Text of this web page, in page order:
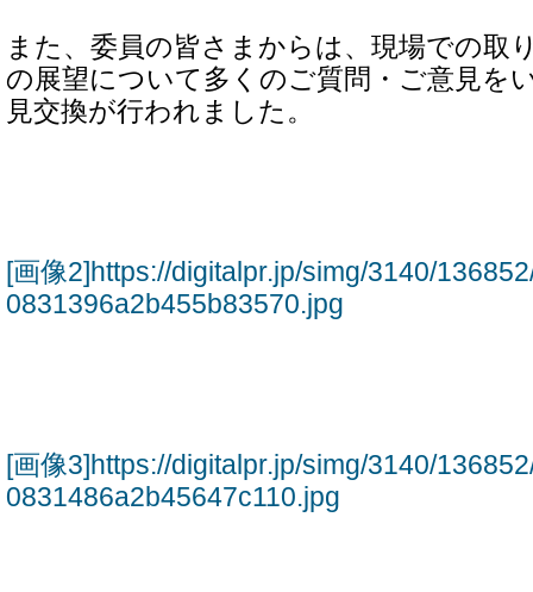
また、委員の皆さまからは、現場での取
の展望について多くのご質問・ご意見を
見交換が行われました。
[画像2]https://digitalpr.jp/simg/3140/
0831396a2b455b83570.jpg
[画像3]https://digitalpr.jp/simg/3140/
0831486a2b45647c110.jpg